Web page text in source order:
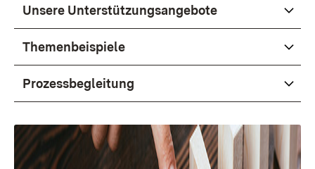
Unsere Unterstützungsangebote
Themenbeispiele
Prozessbegleitung